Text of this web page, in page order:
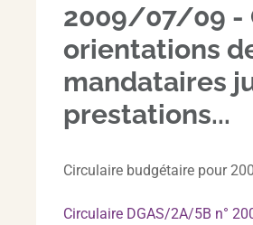
2009/07/09 -
orientations
mandataires
prestations...
Circulaire budgétaire pour
Circulaire DGAS/2A/5B n°